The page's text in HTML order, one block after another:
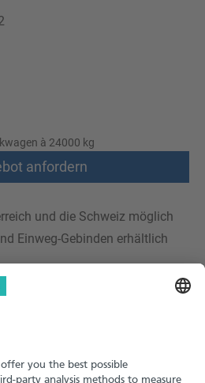
à 24000 kg
anfordern
und die Schweiz möglich
Einweg-Gebinden erhältlich